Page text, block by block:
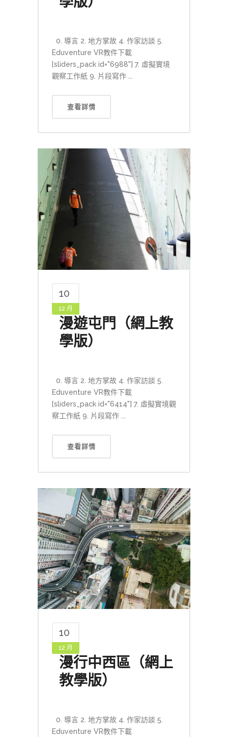
0. 導言 2. 地方掌故 4. 作家訪談 5.
Eduventure VR教件下載
[sliders_pack id="6988"] 7. 虛擬實境
觀察工作紙 9. 片段寫作 ...
查看詳情
10
12 月
漫遊屯門（網上教
學版）
0. 導言 2. 地方掌故 4. 作家訪談 5.
Eduventure VR教件下載
[sliders_pack id="6414"] 7. 虛擬實境觀
察工作紙 9. 片段寫作 ...
查看詳情
10
12 月
漫行中西區（網上
教學版）
0. 導言 2. 地方掌故 4. 作家訪談 5.
Eduventure VR教件下載